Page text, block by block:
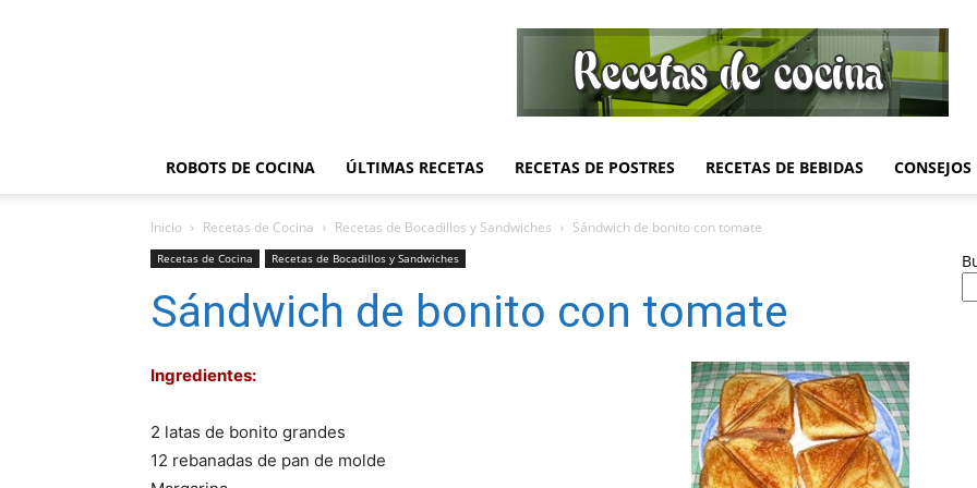
de
Cocina
ROBOTS DE COCINA ÚLTIMAS RECETAS RECETAS DE POSTRES RECETAS DE BEBIDAS
Inicio Recetas de Cocina Recetas de Bocadillos y Sandwiches Sándwich de bonito con tomate
Recetas de Cocina Recetas de Bocadillos y Sandwiches
Sándwich de bonito con tomate
Ingredientes:
2 latas de bonito grandes
12 rebanadas de pan de molde